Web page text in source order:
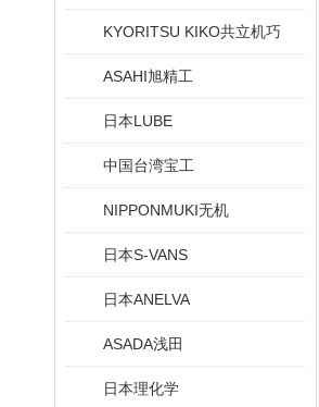
KYORITSU KIKO共立机巧
ASAHI旭精工
日本LUBE
中国台湾宝工
NIPPONMUKI无机
日本S-VANS
日本ANELVA
ASADA浅田
日本理化学